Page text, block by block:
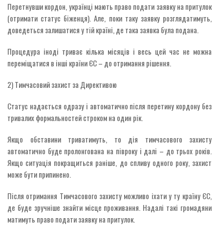
Перетнувши кордон, українці мають право подати заявку на притулок
(отримати статус біженця). Але, поки таку заявку розглядатимуть,
доведеться залишатися у тій країні, де така заявка була подана.
Процедура іноді триває кілька місяців і весь цей час не можна
переміщатися в інші країни ЄС – до отримання рішення.
2) Тимчасовий захист за Директивою
Статус надається одразу і автоматично після перетину кордону без
тривалих формальностей строком на один рік.
Якщо обставини триватимуть, то дія тимчасового захисту
автоматично буде пролонгована на півроку і далі – до трьох років.
Якщо ситуація покращиться раніше, до спливу одного року, захист
може бути припинено.
Після отримання Тимчасового захисту можливо іхати у ту країну ЄС,
де буде зручніше знайти місце проживання. Надалі такі громадяни
матимуть право подати заявку на притулок.